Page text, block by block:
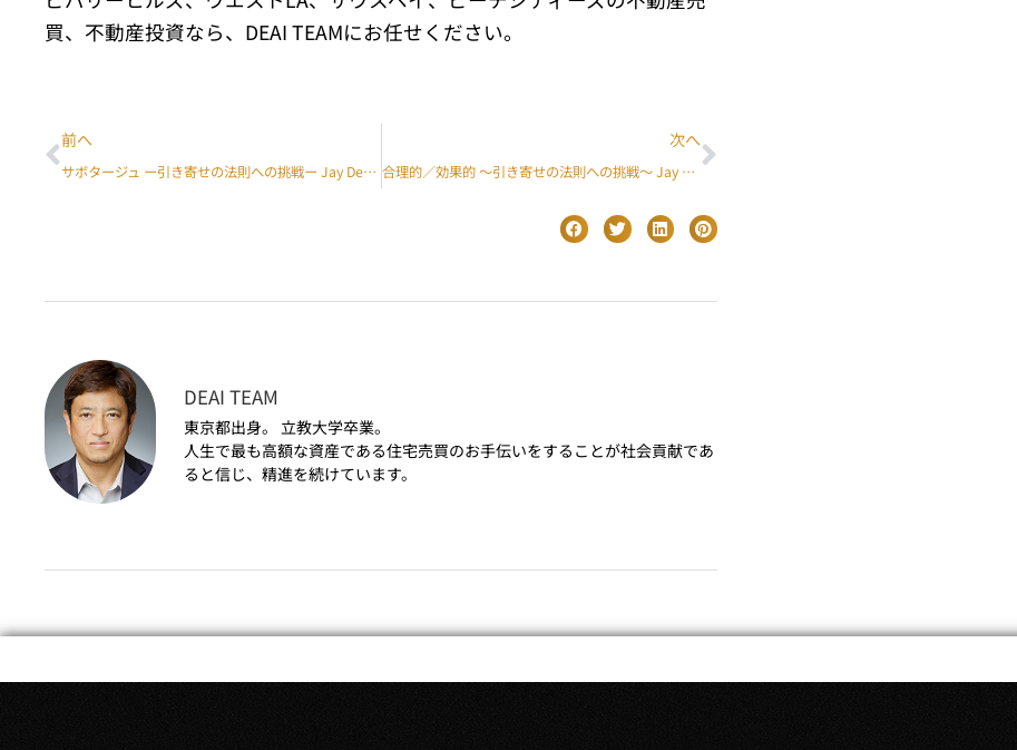
買、不動産投資なら、DEAI TEAMにお任せください。
前へ
サボタージュ ー引き寄せの法則への挑戦ー Jay Deai ブログ
次へ
合理的／効果的 〜引き寄せの法則への挑戦〜 Jay Deai ブログ
DEAI TEAM
東京都出身。 立教大学卒業。
人生で最も高額な資産である住宅売買のお手伝いをすることが社会貢献であ
ると信じ、精進を続けています。